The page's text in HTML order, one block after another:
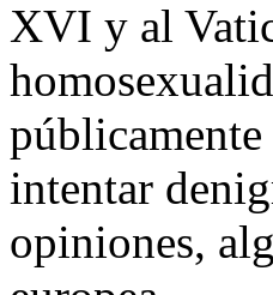
XVI y al
intentar
opiniones,